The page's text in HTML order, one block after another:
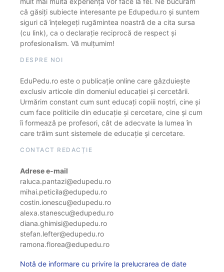
că găsiți subiecte interesante pe Edupedu.ro și suntem
siguri că înțelegeți rugămintea noastră de a cita sursa
(cu link), ca o declarație reciprocă de respect și
profesionalism. Vă mulțumim!
DESPRE NOI
EduPedu.ro este o publicație online care găzduiește
exclusiv articole din domeniul educației și cercetării.
Urmărim constant cum sunt educați copiii noștri, cine și
cum face politicile din educație și cercetare, cine și cum
îi formează pe profesori, cât de adecvate la lumea în
care trăim sunt sistemele de educație și cercetare.
CONTACT REDACȚIE
Adrese e-mail
raluca.pantazi@edupedu.ro
mihai.peticila@edupedu.ro
costin.ionescu@edupedu.ro
alexa.stanescu@edupedu.ro
diana.ghimisi@edupedu.ro
stefan.lefter@edupedu.ro
ramona.florea@edupedu.ro
Notă de informare cu privire la prelucrarea de date